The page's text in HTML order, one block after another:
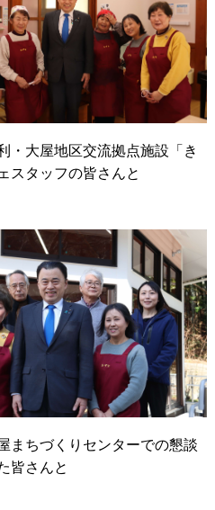
・大屋地区交流拠点施設「き
スタッフの皆さんと
まちづくりセンターでの懇談
皆さんと